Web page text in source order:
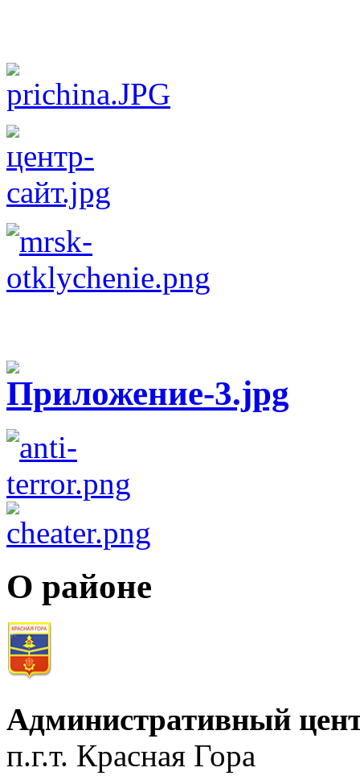
О районе
Административный
п.г.т. Красная Гора